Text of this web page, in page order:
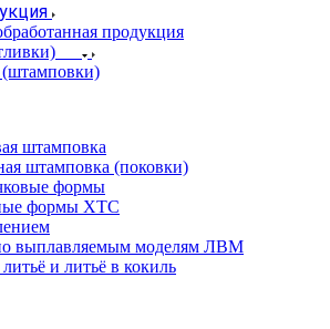
продукция
штамповка
штамповка (поковки)
формы
формы ХТС
выплавляемым моделям ЛВМ
и литьё в кокиль